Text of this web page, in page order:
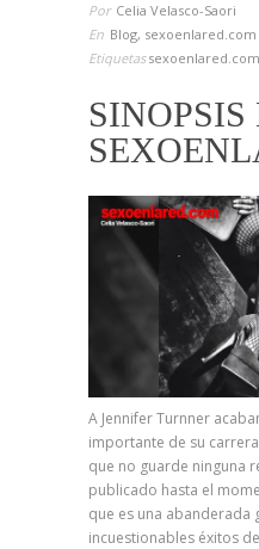
Por Celia Velasco-Saori
En Blog, sexoenlared.com
Etiquetas sexoenlared.com
SINOPSIS
A Jennifer Turnner
importante de su
que no guarde ninguna
publicado hasta el
que es una abanderada
incuestionables éxitos